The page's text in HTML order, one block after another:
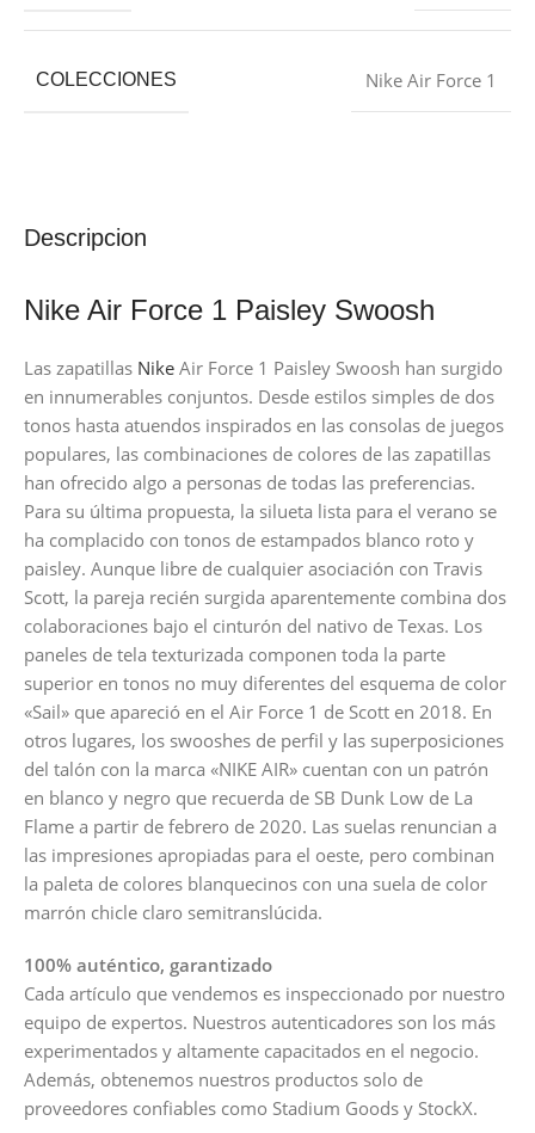
Descripcion
Nike Air Force 1 Paisley Swoosh
Las zapatillas Nike Air Force 1 Paisley Swoosh han surgido
en innumerables conjuntos. Desde estilos simples de dos
tonos hasta atuendos inspirados en las consolas de juegos
populares, las combinaciones de colores de las zapatillas
han ofrecido algo a personas de todas las preferencias.
Para su última propuesta, la silueta lista para el verano se
ha complacido con tonos de estampados blanco roto y
paisley. Aunque libre de cualquier asociación con Travis
Scott, la pareja recién surgida aparentemente combina dos
colaboraciones bajo el cinturón del nativo de Texas. Los
paneles de tela texturizada componen toda la parte
superior en tonos no muy diferentes del esquema de color
«Sail» que apareció en el Air Force 1 de Scott en 2018. En
otros lugares, los swooshes de perfil y las superposiciones
del talón con la marca «NIKE AIR» cuentan con un patrón
en blanco y negro que recuerda de SB Dunk Low de La
Flame a partir de febrero de 2020. Las suelas renuncian a
las impresiones apropiadas para el oeste, pero combinan
la paleta de colores blanquecinos con una suela de color
marrón chicle claro semitranslúcida.
100% auténtico, garantizado
Cada artículo que vendemos es inspeccionado por nuestro
equipo de expertos. Nuestros autenticadores son los más
experimentados y altamente capacitados en el negocio.
Además, obtenemos nuestros productos solo de
proveedores confiables como Stadium Goods y StockX.
COLECCIONES Nike Air Force 1